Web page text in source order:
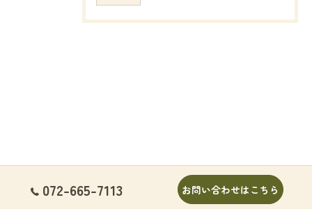
072-665-7113 お問い合わせはこちら